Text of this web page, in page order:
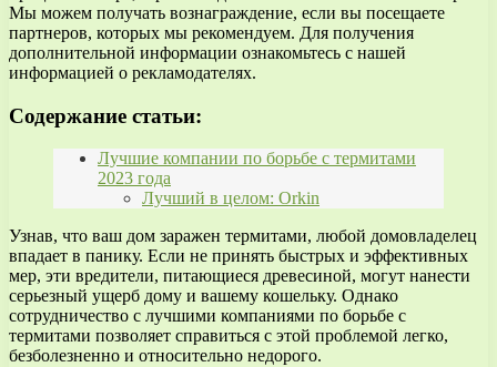
Мы можем получать вознаграждение, если вы посещаете
партнеров, которых мы рекомендуем. Для получения
дополнительной информации ознакомьтесь с нашей
информацией о рекламодателях.
Содержание статьи:
Лучшие компании по борьбе с термитами
2023 года
Лучший в целом: Orkin
Узнав, что ваш дом заражен термитами, любой домовладелец
впадает в панику. Если не принять быстрых и эффективных
мер, эти вредители, питающиеся древесиной, могут нанести
серьезный ущерб дому и вашему кошельку. Однако
сотрудничество с лучшими компаниями по борьбе с
термитами позволяет справиться с этой проблемой легко,
безболезненно и относительно недорого.